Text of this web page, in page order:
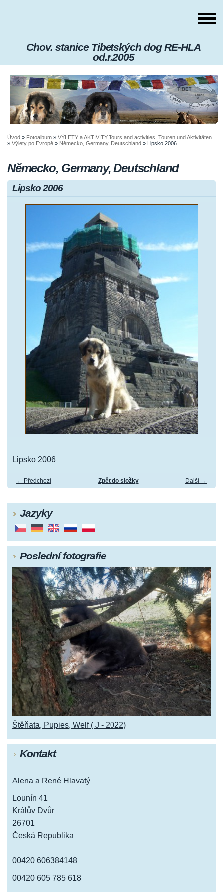
Chov. stanice Tibetských dog RE-HLA
od.r.2005
Úvod » Fotoalbum » VÝLETY a AKTIVITY,Tours and activities, Touren und Aktivitäten
» Výlety po Evropě » Německo, Germany, Deutschland » Lipsko 2006
Německo, Germany, Deutschland
Lipsko 2006
Lipsko 2006
← Předchozí Další →
Zpět do složky
Jazyky
Poslední fotografie
Štěňata, Pupies, Welf ( J - 2022)
Kontakt
Alena a René Hlavatý
Lounín 41
Králův Dvůr
26701
Česká Republika
00420 606384148
00420 605 785 618